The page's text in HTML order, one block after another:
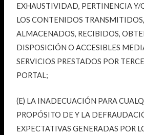
EXHAUSTIVIDAD, PERTINENCIA
LOS CONTENIDOS
ALMACENADOS, RECIBIDOS,
DISPOSICIÓN O ACCESIBLES
SERVICIOS PRESTADOS POR
PORTAL;
(E) LA INADECUACIÓN PARA
PROPÓSITO DE Y LA
EXPECTATIVAS GENERADAS POR